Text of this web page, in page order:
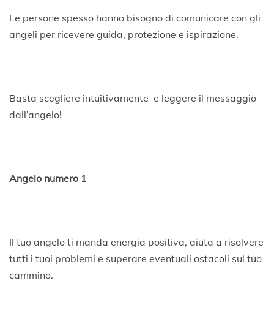
Le persone spesso hanno bisogno di comunicare con gli
angeli per ricevere guida, protezione e ispirazione.
Basta scegliere intuitivamente e leggere il messaggio
dall’angelo!
Angelo numero 1
Il tuo angelo ti manda energia positiva, aiuta a risolvere
tutti i tuoi problemi e superare eventuali ostacoli sul tuo
cammino.